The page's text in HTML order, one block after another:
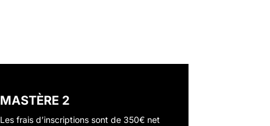
MASTÈRE 2
Les frais d’inscriptions sont de 350€ net